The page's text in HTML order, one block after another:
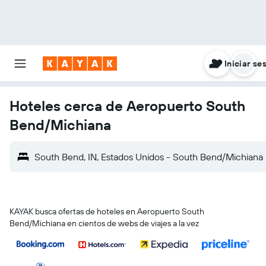
Iniciar
Hoteles cerca de Aeropuerto South
Bend/Michiana
South Bend, IN, Estados Unidos - South Bend/Michiana
KAYAK busca ofertas de hoteles en Aeropuerto South
Bend/Michiana en cientos de webs de viajes a la vez